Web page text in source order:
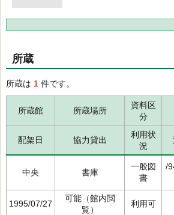
所蔵
所蔵は 1 件です。
所蔵館 所蔵場所
資料区
分
配架日 協力貸出
利用状
況
中央 書庫
一般図
書
/
1995/07/27
可能（館内閲
覧）
利用可